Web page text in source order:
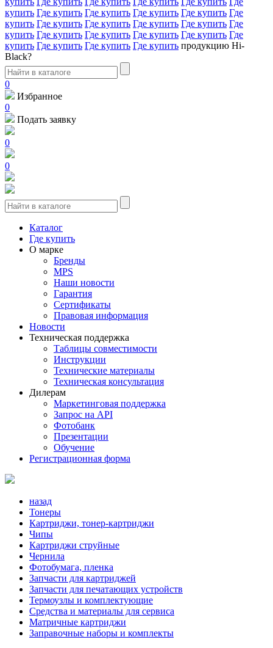
купить Где купить Где купить Где купить Где купить Где
купить Где купить Где купить Где купить Где купить Где
купить Где купить Где купить Где купить Где купить Где
купить Где купить Где купить Где купить продукцию Hi-
Black?
0
Избранное
0
Подать заявку
0
0
Каталог
Где купить
О марке
Бренды
MPS
Наши новости
Гарантия
Сертификаты
Правовая информация
Новости
Техническая поддержка
Таблицы совместимости
Инструкции
Технические материалы
Техническая консультация
Дилерам
Маркетинговая поддержка
Запрос на API
Фотобанк
Презентации
Обучение
Регистрационная форма
назад
Тонеры
Картриджи, тонер-картриджи
Чипы
Картриджи струйные
Чернила
Фотобумага, пленка
Запчасти для картриджей
Запчасти для печатающих устройств
Термоузлы и комплектующие
Средства и материалы для сервиса
Матричные картриджи
Заправочные наборы и комплекты